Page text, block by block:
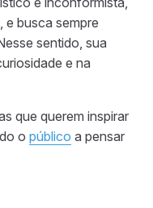
e busca sempre
sentido, sua
e na
que querem inspirar
o público a pensar